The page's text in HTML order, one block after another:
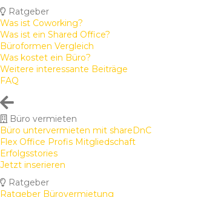
Ratgeber
Was ist Coworking?
Was ist ein Shared Office?
Büroformen Vergleich
Was kostet ein Büro?
Weitere interessante Beiträge
FAQ
Büro vermieten
Büro untervermieten mit shareDnC
Flex Office Profis Mitgliedschaft
Erfolgsstories
Jetzt inserieren
Ratgeber
Ratgeber Bürovermietung